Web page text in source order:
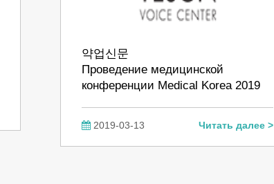
약업신문
Проведение медицинской
конференции Medical Korea 2019
2019-03-13 Читать далее >